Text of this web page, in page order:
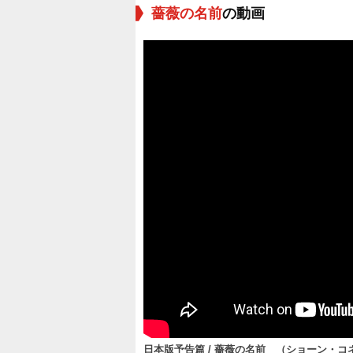
薔薇の名前の動画
日本版予告篇 / 薔薇の名前 （ショーン・コ